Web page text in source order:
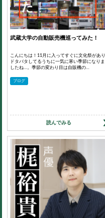
武蔵大学の自動販売機巡ってみた！
こんにちは！11月に入ってすぐに文化祭があり
ドタバタしてるうちに一気に寒い季節になりま
したね…。季節の変わり目は自販機の…
ブログ
読んでみる